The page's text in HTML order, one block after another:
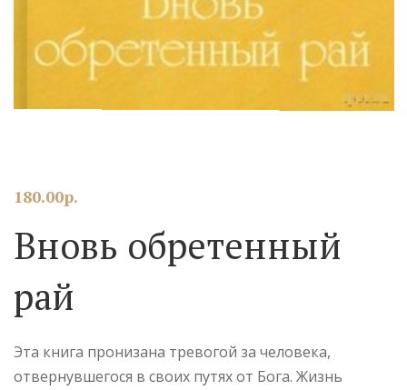
180.00р.
Вновь обретенный
рай
Эта книга пронизана тревогой за человека,
отвернувшегося в своих путях от Бога. Жизнь